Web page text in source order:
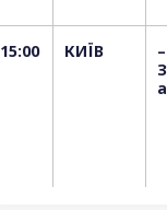
15:00 КИЇВ